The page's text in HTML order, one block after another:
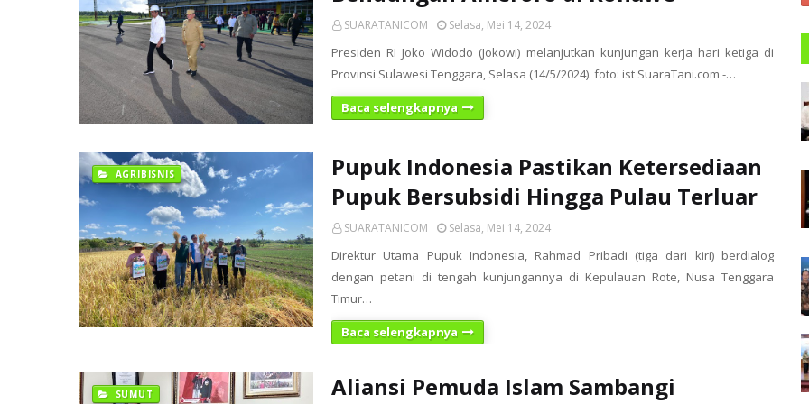
SUARATANICOM Selasa, Mei 14, 2024
Presiden RI Joko Widodo (Jokowi) melanjutkan kunjungan kerja hari ketiga di
Provinsi Sulawesi Tenggara, Selasa (14/5/2024). foto: ist SuaraTani.com -…
Baca selengkapnya
AGRIBISNIS
Pupuk Indonesia Pastikan Ketersediaan
Pupuk Bersubsidi Hingga Pulau Terluar
SUARATANICOM Selasa, Mei 14, 2024
Direktur Utama Pupuk Indonesia, Rahmad Pribadi (tiga dari kiri) berdialog
dengan petani di tengah kunjungannya di Kepulauan Rote, Nusa Tenggara
Timur…
Baca selengkapnya
SUMUT
Aliansi Pemuda Islam Sambangi